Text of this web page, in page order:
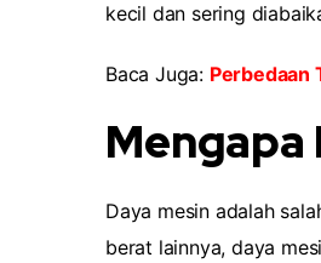
kecil dan sering
Baca Juga: Perbedaan
Mengapa
Daya mesin adalah
berat lainnya, daya